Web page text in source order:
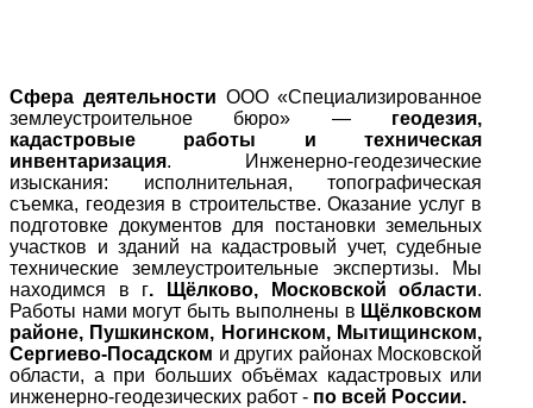
Сфера деятельности ООО «Специализированное
землеустроительное бюро» — геодезия,
кадастровые работы и техническая
инвентаризация. Инженерно-геодезические
изыскания: исполнительная, топографическая
съемка, геодезия в строительстве. Оказание услуг в
подготовке документов для постановки земельных
участков и зданий на кадастровый учет, судебные
технические землеустроительные экспертизы. Мы
находимся в г. Щёлково, Московской области.
Работы нами могут быть выполнены в Щёлковском
районе, Пушкинском, Ногинском, Мытищинском,
Сергиево-Посадском и других районах Московской
области, а при больших объёмах кадастровых или
инженерно-геодезических работ - по всей России.